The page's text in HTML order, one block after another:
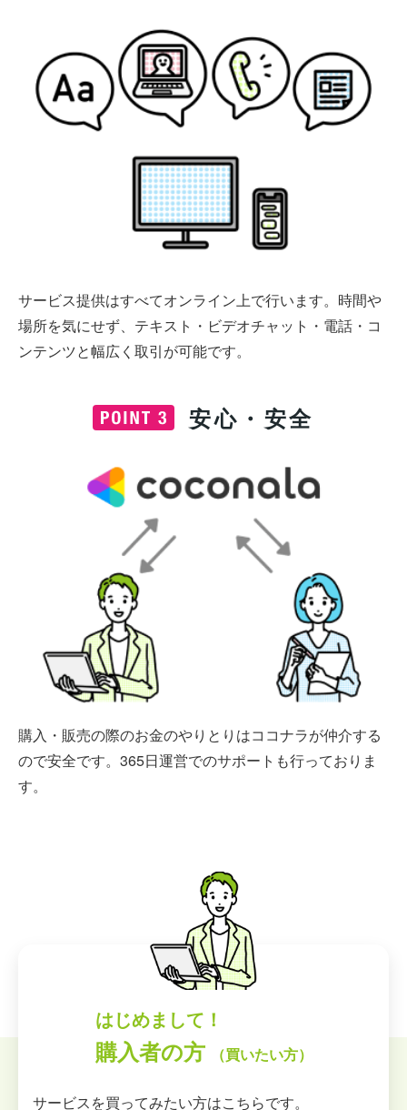
サービス提供はすべてオンライン上で行います。時間や
場所を気にせず、テキスト・ビデオチャット・電話・コ
ンテンツと幅広く取引が可能です。
安心・安全
購入・販売の際のお金のやりとりはココナラが仲介する
ので安全です。365日運営でのサポートも行っておりま
す。
はじめまして！
購入者の方 （買いたい方）
サービスを買ってみたい方はこちらです。